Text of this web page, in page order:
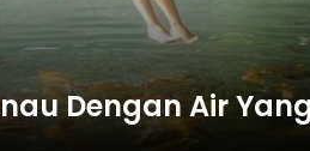
Dengan Air